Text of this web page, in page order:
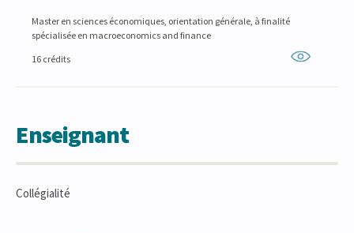
Master en sciences économiques, orientation générale, à finalité
spécialisée en macroeconomics and finance
16 crédits
Enseignant
Collégialité